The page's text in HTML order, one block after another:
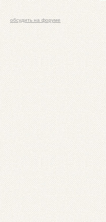
обсудить на форуме